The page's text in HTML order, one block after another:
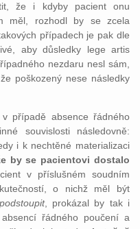
že i kdyby pacient onu
měl, rozhodl by se zcela
případech je pak dle
aby důsledky lege artis
nezdaru nesl sám,
poškozený nese následky
případě absence řádného
souvislosti následovně:
i k nechtěné materializaci
by se pacientovi dostalo
v příslušném soudním
o nichž měl být
, prokázal by tak i
řádného poučení a